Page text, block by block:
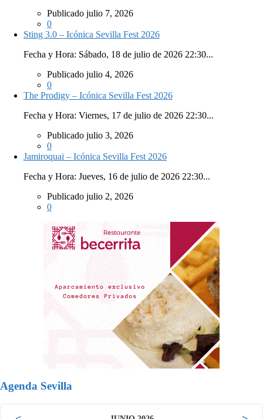
Publicado julio 7, 2026
0
Sting 3.0 – Icónica Sevilla Fest 2026
Fecha y Hora: Sábado, 18 de julio de 2026 22:30...
Publicado julio 4, 2026
0
The Prodigy – Icónica Sevilla Fest 2026
Fecha y Hora: Viernes, 17 de julio de 2026 22:30...
Publicado julio 3, 2026
0
Jamiroquai – Icónica Sevilla Fest 2026
Fecha y Hora: Jueves, 16 de julio de 2026 22:30...
Publicado julio 2, 2026
0
Agenda Sevilla